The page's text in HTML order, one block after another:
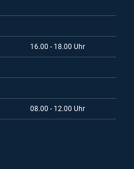
16.00 - 18.00 Uhr
08.00 - 12.00 Uhr